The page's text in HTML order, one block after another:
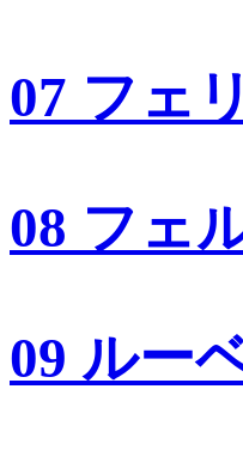
07 フェ
08 フェ
09 ルー